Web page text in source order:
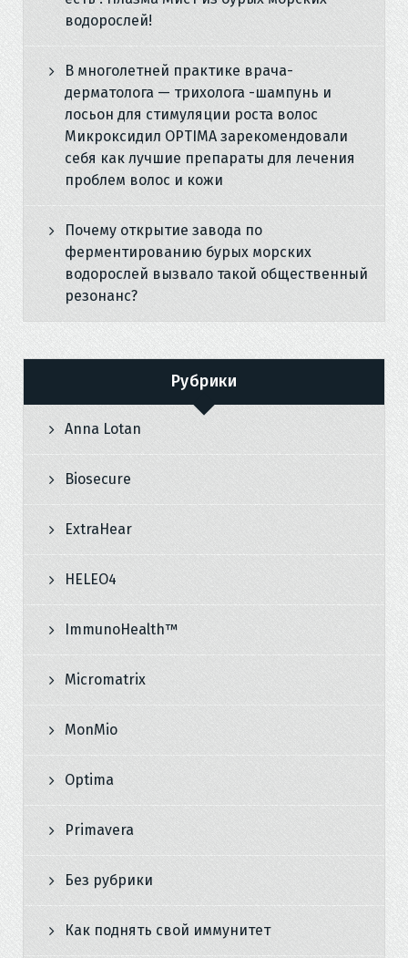
водорослей!
В многолетней практике врача-
дерматолога — трихолога -шампунь и
лосьон для стимуляции роста волос
Микроксидил OPTIMA зарекомендовали
себя как лучшие препараты для лечения
проблем волос и кожи
Почему открытие завода по
ферментированию бурых морских
водорослей вызвало такой общественный
резонанс?
Рубрики
Anna Lotan
Biosecure
ExtraHear
HELEO4
ImmunoHealth™
Micromatrix
MonMio
Optima
Primavera
Без рубрики
Как поднять свой иммунитет